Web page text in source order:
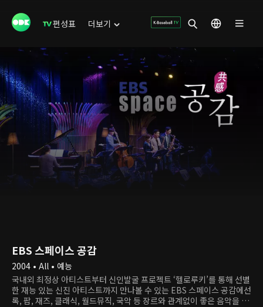
편성표 더보기
EBS 스페이스 공감
2004 • All • 예능
국내외 최정상 아티스트부터 신인발굴 프로젝트 ‘헬로루키’를 통해 선별
한 재능 있는 신진 아티스트까지 만나볼 수 있는 EBS 스페이스 공감에선
록, 팝, 재즈, 클래식, 월드뮤직, 국악 등 장르와 관계없이 좋은 음악을 선